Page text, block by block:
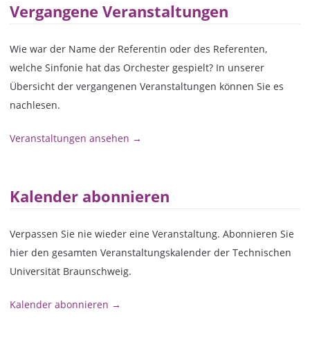
Vergangene Veranstaltungen
Wie war der Name der Referentin oder des Referenten,
welche Sinfonie hat das Orchester gespielt? In unserer
Übersicht der vergangenen Veranstaltungen können Sie es
nachlesen.
Veranstaltungen ansehen →
Kalender abonnieren
Verpassen Sie nie wieder eine Veranstaltung. Abonnieren Sie
hier den gesamten Veranstaltungskalender der Technischen
Universität Braunschweig.
Kalender abonnieren →